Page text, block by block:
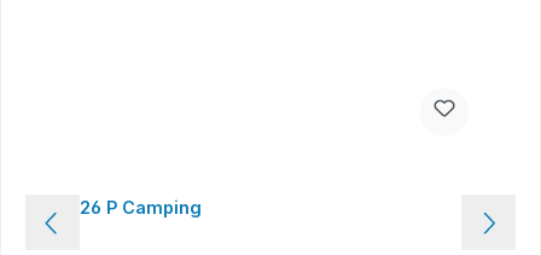
126 P Camping